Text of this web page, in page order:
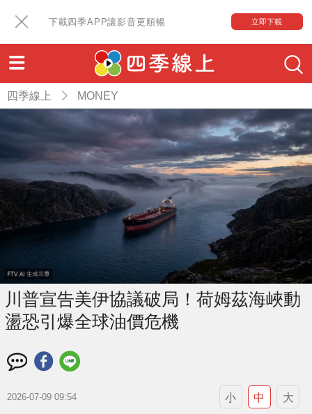
下載四季APP讓影音更順暢 立即下載
四季線上 MONEY
川普宣告美伊協議破局！荷姆茲海峽動
盪恐引爆全球油價危機
2026-07-09 09:54 小 中 大